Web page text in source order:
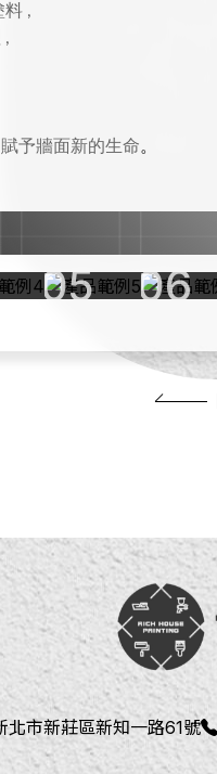
料 ,
,
予牆面新的生命。
北市新莊區新知一路61號